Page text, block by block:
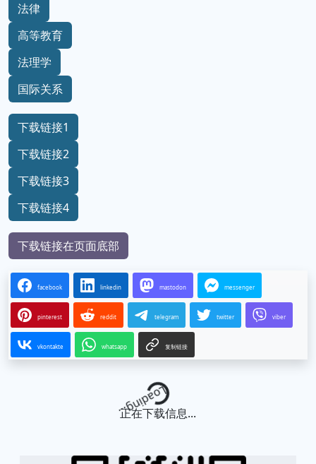
法律
高等教育
法理学
国际关系
下载链接1
下载链接2
下载链接3
下载链接4
下载链接在页面底部
facebook linkedin mastodon messenger
pinterest reddit telegram twitter viber
vkontakte whatsapp 复制链接
Loading...
正在下载信息...